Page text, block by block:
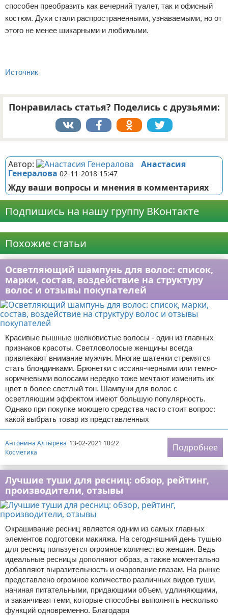
способен преобразить как вечерний туалет, так и офисный
костюм. Духи стали распространенными, узнаваемыми, но от
этого не менее шикарными и любимыми.
Источник
Понравилась статья? Поделись с друзьями:
Автор:
Анастасия
Генералова 02-11-2018 15:47
Жду ваши вопросы и мнения в комментариях
Подпишись на нашу группу ВКонтакте
Похожие статьи
Осветляющий шампунь для волос: список,
марки, состав, воздействие на структуру
волос и отзывы покупателей
Красивые пышные шелковистые волосы - один из главных
признаков красоты. Светловолосые женщины всегда
привлекают внимание мужчин. Многие шатенки стремятся
стать блондинками. Брюнетки с иссиня-черными или темно-
коричневыми волосами нередко тоже мечтают изменить их
цвет в более светлый тон. Шампуни для волос с
осветляющим эффектом имеют большую популярность.
Однако при покупке моющего средства часто стоит вопрос:
какой выбрать товар из представленных
Антонина Алтырева 13-02-2021 10:22
Косметика
Подробнее
Лучшие туши для ресниц: обзор, рейтинг,
производители, отзывы
Окрашивание ресниц является одним из самых главных
элементов подготовки макияжа. На сегодняшний день тушью
для ресниц пользуется огромное количество женщин. Ведь
идеальные ресницы дополняют образ, а также моментально
добавляют выразительность и очарование глазам. На рынке
представлено огромное количество различных видов туши,
начиная питательными, придающими объем, удлиняющими,
и заканчивая теми, которые способны выполнять несколько
функций одновременно. Благодаря